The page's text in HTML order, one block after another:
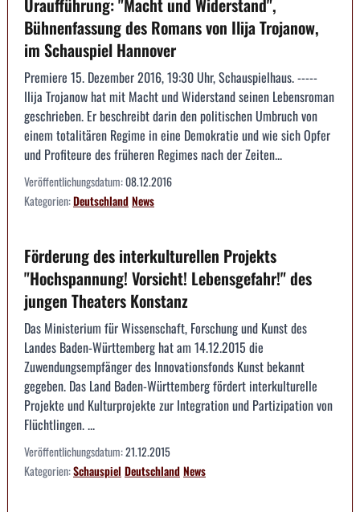
Bühnenfassung des Romans von Ilija Trojanow,
im Schauspiel Hannover
Premiere 15. Dezember 2016, 19:30 Uhr, Schauspielhaus. -----
Ilija Trojanow hat mit Macht und Widerstand seinen Lebensroman
geschrieben. Er beschreibt darin den politischen Umbruch von
einem totalitären Regime in eine Demokratie und wie sich Opfer
und Profiteure des früheren Regimes nach der Zeiten...
Veröffentlichungsdatum:08.12.2016
Kategorien:DeutschlandNews
Förderung des interkulturellen Projekts
"Hochspannung! Vorsicht! Lebensgefahr!" des
jungen Theaters Konstanz
Das Ministerium für Wissenschaft, Forschung und Kunst des
Landes Baden-Württemberg hat am 14.12.2015 die
Zuwendungsempfänger des Innovationsfonds Kunst bekannt
gegeben. Das Land Baden-Württemberg fördert interkulturelle
Projekte und Kulturprojekte zur Integration und Partizipation von
Flüchtlingen. ...
Veröffentlichungsdatum:21.12.2015
Kategorien:Schauspiel DeutschlandNews